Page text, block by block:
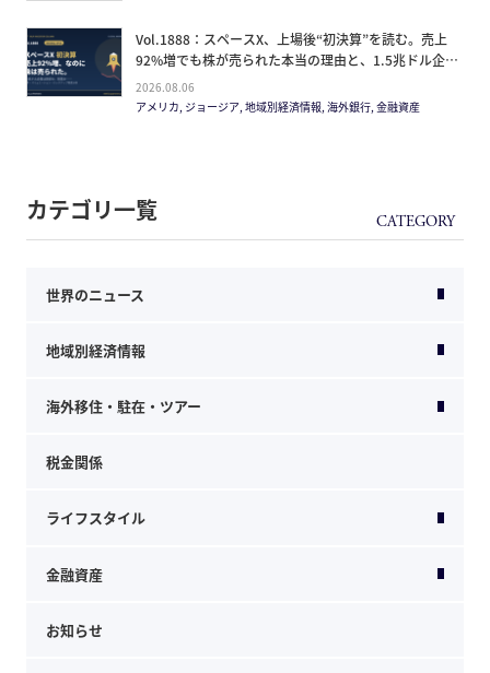
Vol.1888：スペースX、上場後“初決算”を読む。売上
92%増でも株が売られた本当の理由と、1.5兆ドル企業
の買い方。
2026.08.06
アメリカ, ジョージア, 地域別経済情報, 海外銀行, 金融資産
カテゴリ一覧
世界のニュース
地域別経済情報
海外移住・駐在・ツアー
税金関係
ライフスタイル
金融資産
お知らせ